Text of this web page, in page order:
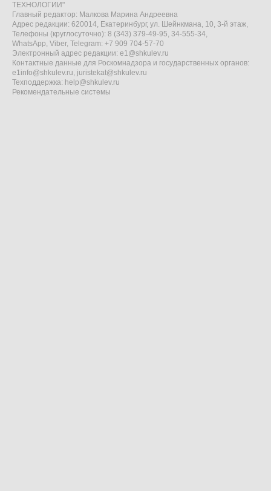
ТЕХНОЛОГИИ"
Главный редактор: Малкова Марина Андреевна
Адрес редакции: 620014, Екатеринбург, ул. Шейнкмана, 10, 3-й этаж,
Телефоны (круглосуточно): 8 (343) 379-49-95, 34-555-34,
WhatsApp, Viber, Telegram: +7 909 704-57-70
Электронный адрес редакции: e1@shkulev.ru
Контактные данные для Роскомнадзора и государственных органов:
e1info@shkulev.ru, juristekat@shkulev.ru
Техподдержка: help@shkulev.ru
Рекомендательные системы